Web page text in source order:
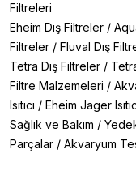
Filtreleri
Eheim Dış Filtreler /
Filtreler / Fluval Dış
Tetra Dış Filtreler /
Filtre Malzemeleri /
Isıtıcı / Eheim Jager
Sağlık ve Bakım /
Parçalar / Akvaryum